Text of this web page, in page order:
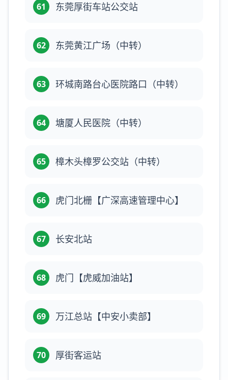
61 东莞厚街车站公交站
62 东莞黄江广场（中转）
63 环城南路台心医院路口（中转）
64 塘厦人民医院（中转）
65 樟木头樟罗公交站（中转）
66 虎门北栅【广深高速管理中心】
67 长安北站
68 虎门【虎威加油站】
69 万江总站【中安小卖部】
70 厚街客运站